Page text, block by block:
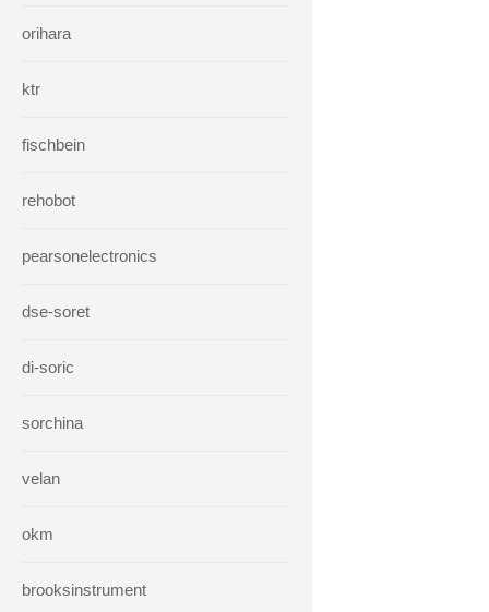
orihara
ktr
fischbein
rehobot
pearsonelectronics
dse-soret
di-soric
sorchina
velan
okm
brooksinstrument